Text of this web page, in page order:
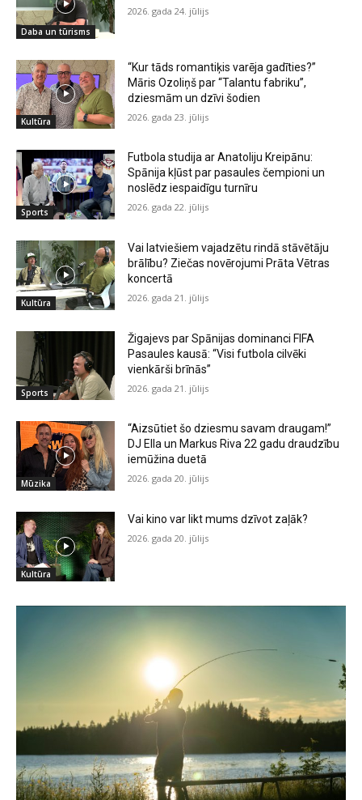
Daba un tūrisms
2026. gada 24. jūlijs
Kultūra
“Kur tāds romantiķis varēja gadīties?”
Māris Ozoliņš par “Talantu fabriku”,
dziesmām un dzīvi šodien
2026. gada 23. jūlijs
Sports
Futbola studija ar Anatoliju Kreipānu:
Spānija kļūst par pasaules čempioni un
noslēdz iespaidīgu turnīru
2026. gada 22. jūlijs
Kultūra
Vai latviešiem vajadzētu rindā stāvētāju
brālību? Ziečas novērojumi Prāta Vētras
koncertā
2026. gada 21. jūlijs
Sports
Žigajevs par Spānijas dominanci FIFA
Pasaules kausā: “Visi futbola cilvēki
vienkārši brīnās”
2026. gada 21. jūlijs
Mūzika
“Aizsūtiet šo dziesmu savam draugam!”
DJ Ella un Markus Riva 22 gadu draudzību
iemūžina duetā
2026. gada 20. jūlijs
Kultūra
Vai kino var likt mums dzīvot zaļāk?
2026. gada 20. jūlijs